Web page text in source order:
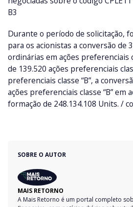
B3
Durante o período de solicitação,
para os acionistas a conversão de
ordinárias em ações preferenciais
de 139.520 ações preferenciais
preferenciais classe “B”, a
ações preferenciais classe “B” em
formação de 248.134.108 Units. /
SOBRE O AUTOR
MAIS RETORNO
A Mais Retorno é um portal completo